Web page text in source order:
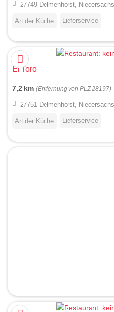
27749 Delmenhorst,
Art der Küche Lieferservice
El Toro
7,2 km (Entfernung von PLZ 28197)
27751 Delmenhorst,
Art der Küche Lieferservice